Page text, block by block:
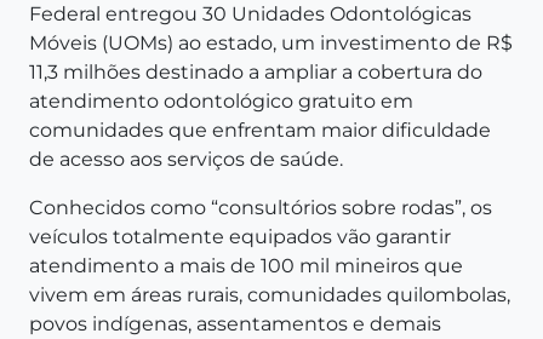
Federal entregou 30 Unidades Odontológicas
Móveis (UOMs) ao estado, um investimento de R$
11,3 milhões destinado a ampliar a cobertura do
atendimento odontológico gratuito em
comunidades que enfrentam maior dificuldade
de acesso aos serviços de saúde.
Conhecidos como “consultórios sobre rodas”, os
veículos totalmente equipados vão garantir
atendimento a mais de 100 mil mineiros que
vivem em áreas rurais, comunidades quilombolas,
povos indígenas, assentamentos e demais